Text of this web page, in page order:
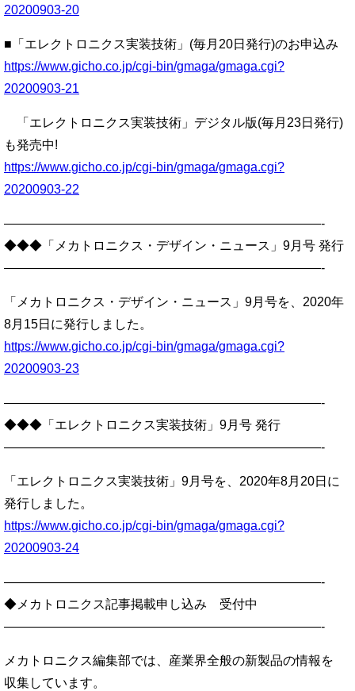
20200903-20
■「エレクトロニクス実装技術」(毎月20日発行)のお申込み
https://www.gicho.co.jp/cgi-bin/gmaga/gmaga.cgi?
20200903-21
「エレクトロニクス実装技術」デジタル版(毎月23日発行)
も発売中!
https://www.gicho.co.jp/cgi-bin/gmaga/gmaga.cgi?
20200903-22
—————————————————————————-
◆◆◆「メカトロニクス・デザイン・ニュース」9月号 発行
—————————————————————————-
「メカトロニクス・デザイン・ニュース」9月号を、2020年
8月15日に発行しました。
https://www.gicho.co.jp/cgi-bin/gmaga/gmaga.cgi?
20200903-23
—————————————————————————-
◆◆◆「エレクトロニクス実装技術」9月号 発行
—————————————————————————-
「エレクトロニクス実装技術」9月号を、2020年8月20日に
発行しました。
https://www.gicho.co.jp/cgi-bin/gmaga/gmaga.cgi?
20200903-24
—————————————————————————-
◆メカトロニクス記事掲載申し込み 受付中
—————————————————————————-
メカトロニクス編集部では、産業界全般の新製品の情報を
収集しています。